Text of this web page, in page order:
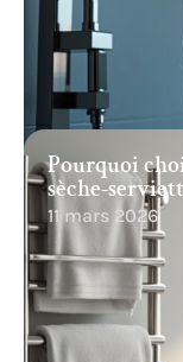
Pourquoi
sèche-
11 mars 2026